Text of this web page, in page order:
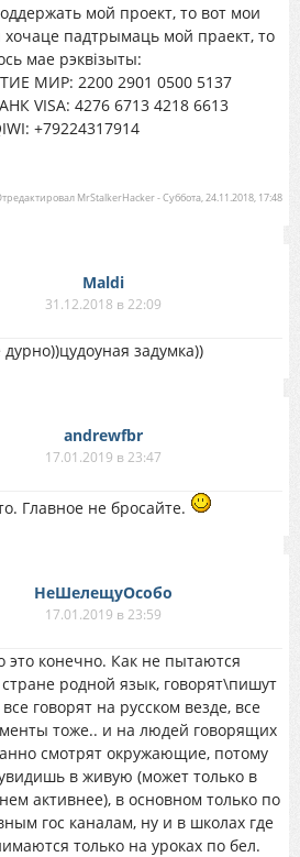
мой проект, то вот мои
падтрымаць мой праект, то
мае рэквізыты:
МИР: 2200 2901 0500 5137
VISA: 4276 6713 4218 6613
+79224317914
MrStalkerHacker-Суббота, 24.11.2018, 17:48
Maldi
31.12.2018 в 22:09
задумка))
andrewfbr
17.01.2019 в 23:47
Главное не бросайте.
НеШелещуОсобо
17.01.2019 в 23:59
это конечно. Как не пытаются
родной язык, говорят\пишут
говорят на русском везде, все
тоже.. и на людей говорящих
смотрят окружающие, потому
в живую (может только в
активнее), в основном только по
гос каналам, ну и в школах где
только на уроках по бел.